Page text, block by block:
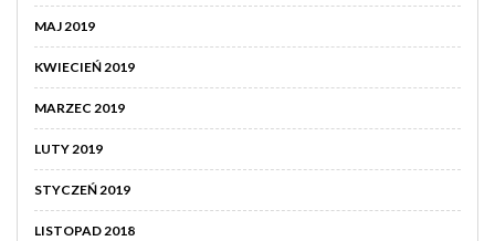
MAJ 2019
KWIECIEŃ 2019
MARZEC 2019
LUTY 2019
STYCZEŃ 2019
LISTOPAD 2018